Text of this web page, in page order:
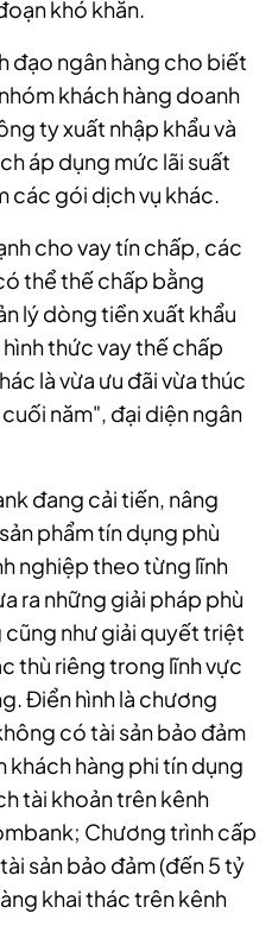
khó khăn.
đạo ngân hàng cho biết
khách hàng doanh
ty xuất nhập khẩu và
áp dụng mức lãi suất
các gói dịch vụ khác.
cho vay tín chấp, các
thể thế chấp bằng
lý dòng tiền xuất khẩu
thức vay thế chấp
là vừa ưu đãi vừa thúc
năm", đại diện ngân
đang cải tiến, nâng
phẩm tín dụng phù
nghiệp theo từng lĩnh
ra những giải pháp phù
như giải quyết triệt
thù riêng trong lĩnh vực
Điển hình là chương
có tài sản bảo đảm
hàng phi tín dụng
tài khoản trên kênh
Chương trình cấp
sản bảo đảm (đến 5 tỷ
khai thác trên kênh